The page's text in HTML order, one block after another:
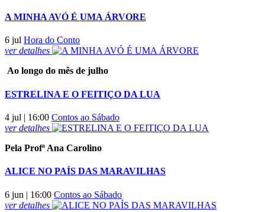
A MINHA AVÓ É UMA ÁRVORE
6 jul Hora do Conto
ver detalhes
Ao longo do mês de julho
ESTRELINA E O FEITIÇO DA LUA
4 jul | 16:00 Contos ao Sábado
ver detalhes
Pela Profª Ana Carolino
ALICE NO PAÍS DAS MARAVILHAS
6 jun | 16:00 Contos ao Sábado
ver detalhes